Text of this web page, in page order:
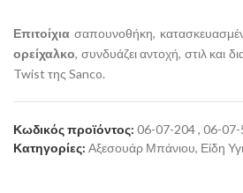
Επιτοίχια σαπουνοθήκη,
ορείχαλκο, συνδυάζει αντοχή, στιλ και
Twist της Sanco.
Κωδικός προϊόντος: 06-07-204 , 06-07-
Κατηγορίες: Αξεσουάρ Μπάνιου, Είδη